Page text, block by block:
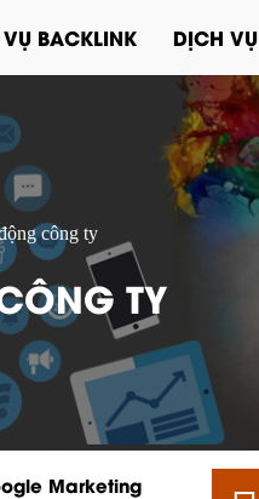
BACKLINK DỊCH VỤ
công ty
TY
Marketing